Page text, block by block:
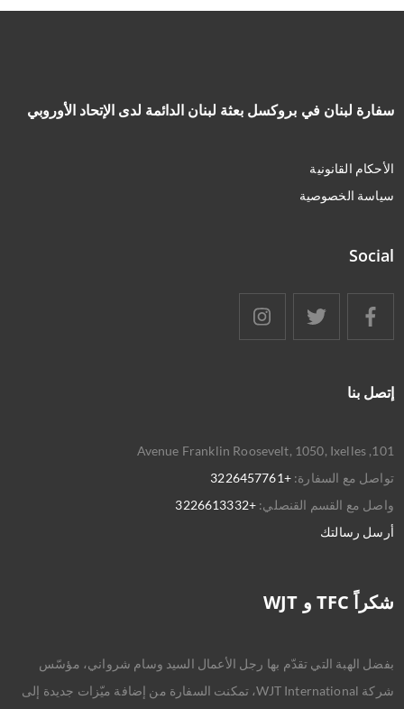
سفارة لبنان في بروكسل بعثة لبنان الدائمة لدى الإتحاد الأوروبي
الأحكام القانونية
سياسة الخصوصية
Social
إتصل بنا
101, Avenue Franklin Roosevelt, 1050, Ixelles
تواصل مع السفارة:+3226457761
واصل مع القسم القنصلي: +3226613332
أرسل رسالتك
شكراً TFC و WJT
بفضل الهبة التي تقدّم بها رجل الأعمال السيد وسام شرواني، مؤسّس
شركة WJT International، تمكنت السفارة من إضافة ميّزات جديدة إلى